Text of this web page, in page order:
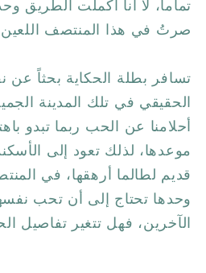
تماماً، لا أنا أكملت الطريق
صرتُ في هذا المنتصف
تسافر بطلة الحكاية بحثاً عن
الحقيقي في تلك المدينة
أحلامنا عن الحب ربما تبدو
موعدها، لذلك تعود إلى
قديم لطالما أرهقها، في
وحدها تحتاج إلى أن تحب
الآخرين، فهل تتغير تفاصيل